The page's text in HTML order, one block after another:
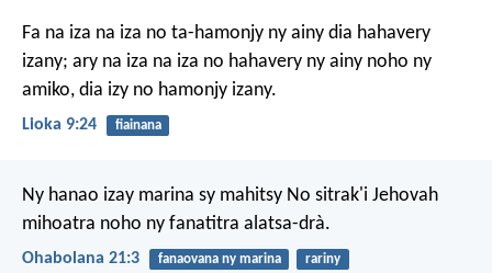
Fa na iza na iza no ta-hamonjy ny ainy dia hahavery
izany; ary na iza na iza no hahavery ny ainy noho ny
amiko, dia izy no hamonjy izany.
Lioka 9:24 fiainana
Ny hanao izay marina sy mahitsy No sitrak'i Jehovah
mihoatra noho ny fanatitra alatsa-drà.
Ohabolana 21:3 fanaovana ny marina rariny